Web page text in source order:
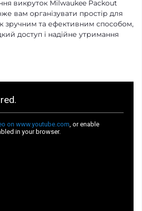
викруток Milwaukee Packout
вам організувати простір для
зручним та ефективним способом,
доступ і надійне утримання